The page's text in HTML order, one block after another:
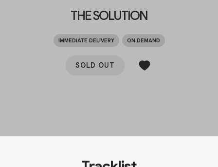
THE SOLUTION
IMMEDIATE DELIVERY ON DEMAND
SOLD OUT